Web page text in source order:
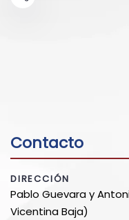
Contacto
DIRECCIÓN
Pablo Guevara y
Vicentina Baja)